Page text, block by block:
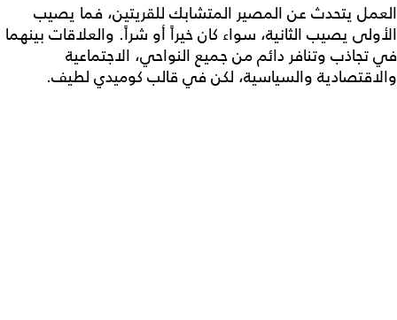
العمل يتحدث عن المصير المتشابك للقريتين، فما يصيب
الأولى يصيب الثانية، سواء كان خيراً أو شراً. والعلاقات بينهما
في تجاذب وتنافر دائم من جميع النواحي، الاجتماعية
والاقتصادية والسياسية، لكن في قالب كوميدي لطيف.